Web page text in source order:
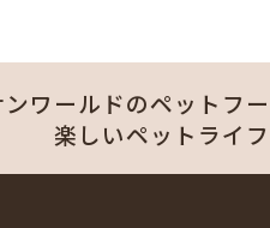
ワールドのペットフ
楽しいペットライ